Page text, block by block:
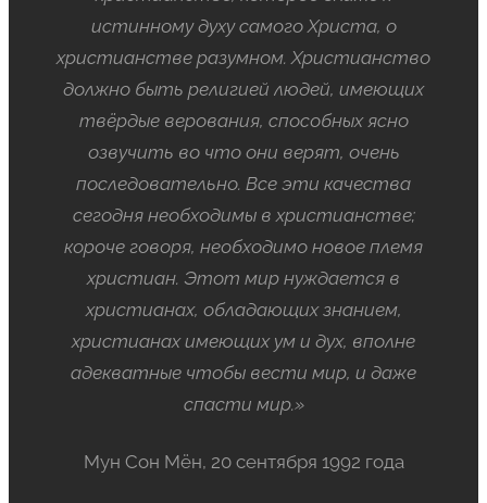
истинному духу самого Христа, о
христианстве разумном. Христианство
должно быть религией людей, имеющих
твёрдые верования, способных ясно
озвучить во что они верят, очень
последовательно. Все эти качества
сегодня необходимы в христианстве;
короче говоря, необходимо новое племя
христиан. Этот мир нуждается в
христианах, обладающих знанием,
христианах имеющих ум и дух, вполне
адекватные чтобы вести мир, и даже
спасти мир.»
Мун Сон Мён, 20 сентября 1992 года